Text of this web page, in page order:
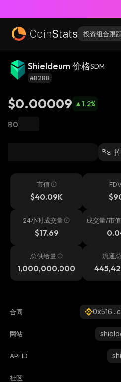
投资组合跟
Shieldeum 价格SDM
#8288
$0.00009 1.2%
฿0
市值
$40.09K
FDV
24小时成交量
$17.69
成交量/市
总供给量
1,000,000,000
流通
合同
网站
API ID
社区